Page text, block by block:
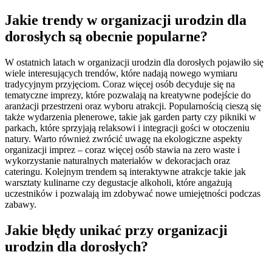
Jakie trendy w organizacji urodzin dla
dorosłych są obecnie popularne?
W ostatnich latach w organizacji urodzin dla dorosłych pojawiło się
wiele interesujących trendów, które nadają nowego wymiaru
tradycyjnym przyjęciom. Coraz więcej osób decyduje się na
tematyczne imprezy, które pozwalają na kreatywne podejście do
aranżacji przestrzeni oraz wyboru atrakcji. Popularnością cieszą się
także wydarzenia plenerowe, takie jak garden party czy pikniki w
parkach, które sprzyjają relaksowi i integracji gości w otoczeniu
natury. Warto również zwrócić uwagę na ekologiczne aspekty
organizacji imprez – coraz więcej osób stawia na zero waste i
wykorzystanie naturalnych materiałów w dekoracjach oraz
cateringu. Kolejnym trendem są interaktywne atrakcje takie jak
warsztaty kulinarne czy degustacje alkoholi, które angażują
uczestników i pozwalają im zdobywać nowe umiejętności podczas
zabawy.
Jakie błędy unikać przy organizacji
urodzin dla dorosłych?